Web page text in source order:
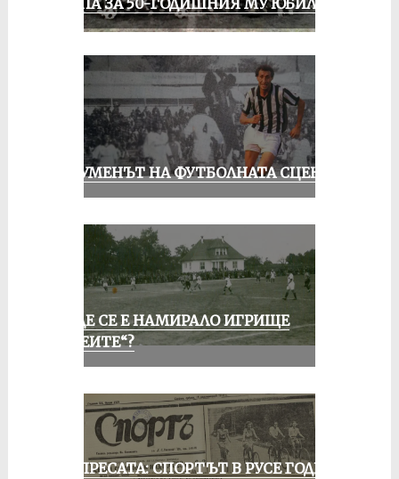
ШОУМЕНЪТ НА ФУТБОЛНАТА СЦЕНА
КЪДЕ СЕ Е НАМИРАЛО ИГРИЩЕ
„АЛЕИТЕ“?
ОТ ПРЕСАТА: СПОРТЪТ В РУСЕ ГОДИНА